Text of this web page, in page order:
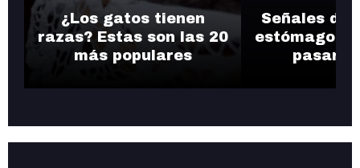
¿Los gatos tienen
razas? Estas son las 20
más populares
Señales del
estómago
pasar